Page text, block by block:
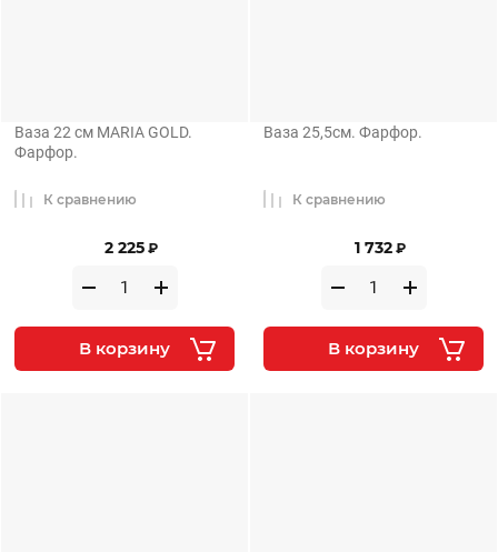
Ваза 22 см MARIA GOLD.
Фарфор.
2 225 ₽
К сравнению
В корзину
Ваза 25,5см. Фарфор.
1 732 ₽
К сравнению
В корзину